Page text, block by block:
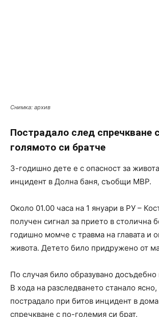
Снимка: архив
Пострадало след спречкване
голямото си братче
3-годишно дете е с опасност за
инцидент в Долна баня, съобщи МВР.
Около 01.00 часа на 1 януари в РУ –
получен сигнал за прието в столична
годишно момче с травма на главата и
живота. Детето било придружено от
По случая било образувано досъдебно
В хода на разследването станало
пострадало при битов инцидент в
спречкване с по-големия си брат.